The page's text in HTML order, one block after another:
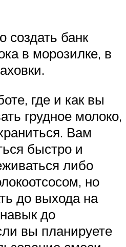
создать банк
в морозилке, в
где и как вы
грудное молоко,
Вам
быстро и
либо
но
до выхода на
до
вы планируете